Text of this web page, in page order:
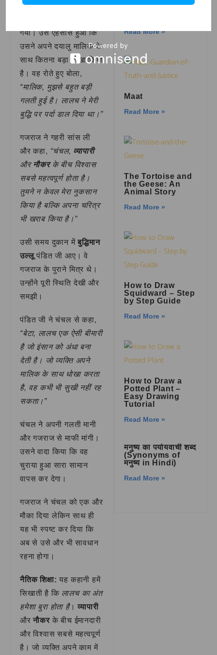
गया। उसे एहसास हुआ कि
उसने अपने दयालु मालिक के
साथ कितना बड़ा धोखा किया
है। वह रोते हुए बोला,
“मालिक, मुझसे बहुत बड़ी
गलती हुई है। लालच ने मेरी
बुद्धि पर पर्दा डाल दिया था।”
गजराज ने गहरी सांस ली
और कहा, “चंचल, व्यापारी
और नौकरके बीच विश्वास
सबसे महत्वपूर्ण होता है।
तुमने न केवल मेरा नुकसान
किया है बल्कि अपना चरित्र
भी खराब किया है।”
उसी समय दुकान मेंबुद्धिमान
उल्लूपंडित जी आए। वे
गजराज के पुराने मित्र थे।
उन्होंने पूरी स्थिति देखी और
समझी।
पंडित जी ने चंचल से कहा,
“बेटा, लालच एक ऐसी बीमारी
है जो इंसान को अंधा बना
देती है। जो व्यक्ति अपने
मालिक के साथ धोखा करता
है, वह कभी भी सुखी नहीं रह
सकता।”
चंचल ने अपनी गलती मानी
और गजराज से माफी मांगी।
उसने वादा किया कि वह
चुराया हुआ सारा सामान
वापस कर देगा।
गजराज ने चंचल को एक और
मौका दिया लेकिन साथ ही
यह भी स्पष्ट कर दिया कि
अब से उसे और भी सावधान
रहना होगा।
नैतिक शिक्षा: यह कहानी हमें
सिखाती है कि लालच का अंत
हमेशा बुरा होता है।व्यापारी
औरनौकरके बीच ईमानदारी
और विश्वास सबसे महत्वपूर्ण
है। जो व्यक्ति अपने काम में
Read More »
Maat
Read More »
The Tortoise and
the Geese: An
Animal Story
Read More »
How to Draw
Squidward – Step
by Step Guide
Read More »
How to Draw a
Potted Plant –
Easy Drawing
Tutorial
Read More »
मनुष्य का पर्यायवाची शब्द
(Synonyms of
मनुष्य in Hindi)
Read More »